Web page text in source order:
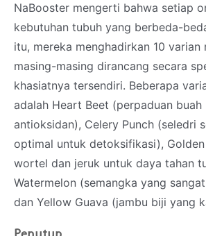
NaBooster mengerti bahwa setiap
kebutuhan tubuh yang berbeda-
itu, mereka menghadirkan 10 varian
masing-masing dirancang secara
khasiatnya tersendiri. Beberapa
adalah Heart Beet (perpaduan
antioksidan), Celery Punch (seledri
optimal untuk detoksifikasi),
wortel dan jeruk untuk daya tahan
Watermelon (semangka yang
dan Yellow Guava (jambu biji yang